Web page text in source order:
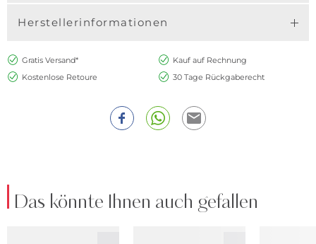
Herstellerinformationen
Gratis Versand*
Kauf auf Rechnung
Kostenlose Retoure
30 Tage Rückgaberecht
Das könnte Ihnen auch gefallen